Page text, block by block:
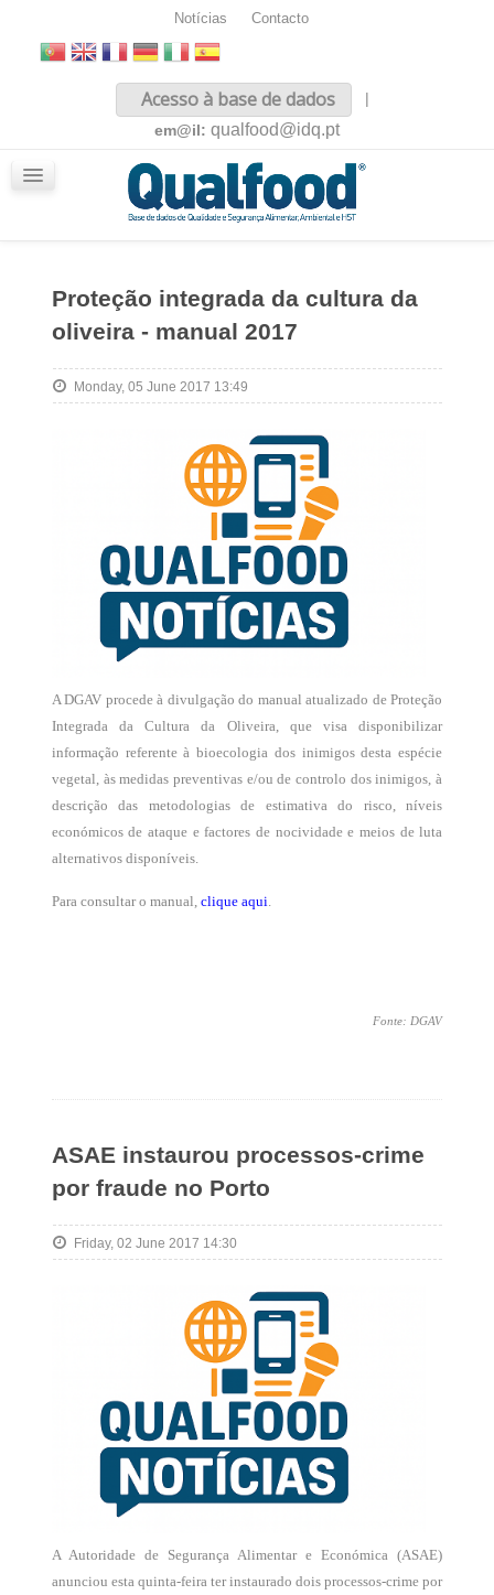
Notícias Contacto
Acesso à base de dados
|
em@il: qualfood@idq.pt
Proteção integrada da cultura da
oliveira - manual 2017
Monday, 05 June 2017 13:49
A DGAV procede à divulgação do manual atualizado de Proteção
Integrada da Cultura da Oliveira, que visa disponibilizar
informação referente à bioecologia dos inimigos desta espécie
vegetal, às medidas preventivas e/ou de controlo dos inimigos, à
descrição das metodologias de estimativa do risco, níveis
económicos de ataque e factores de nocividade e meios de luta
alternativos disponíveis.
Para consultar o manual, clique aqui
Fonte: DGAV
ASAE instaurou processos-crime
por fraude no Porto
Friday, 02 June 2017 14:30
A Autoridade de Segurança Alimentar e Económica (ASAE)
anunciou esta quinta-feira ter instaurado dois processos-crime por